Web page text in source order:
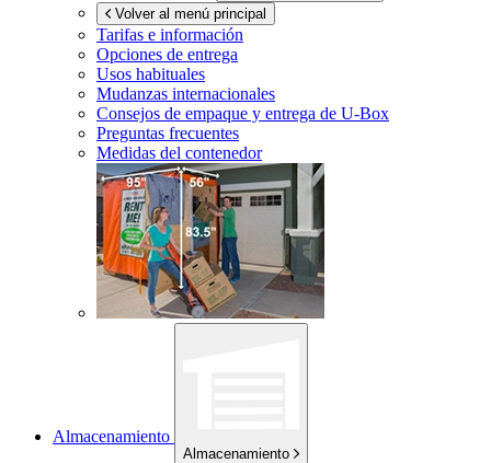
Volver al menú principal
Tarifas e información
Opciones de entrega
Usos habituales
Mudanzas internacionales
Consejos de empaque y entrega de U-Box
Preguntas frecuentes
Medidas del contenedor
Almacenamiento
Almacenamiento